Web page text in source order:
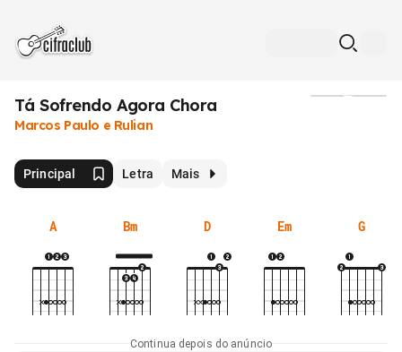
Tá Sofrendo Agora Chora
Marcos Paulo e Rulian
Principal Letra Mais
A Bm D Em G
Continua depois do anúncio